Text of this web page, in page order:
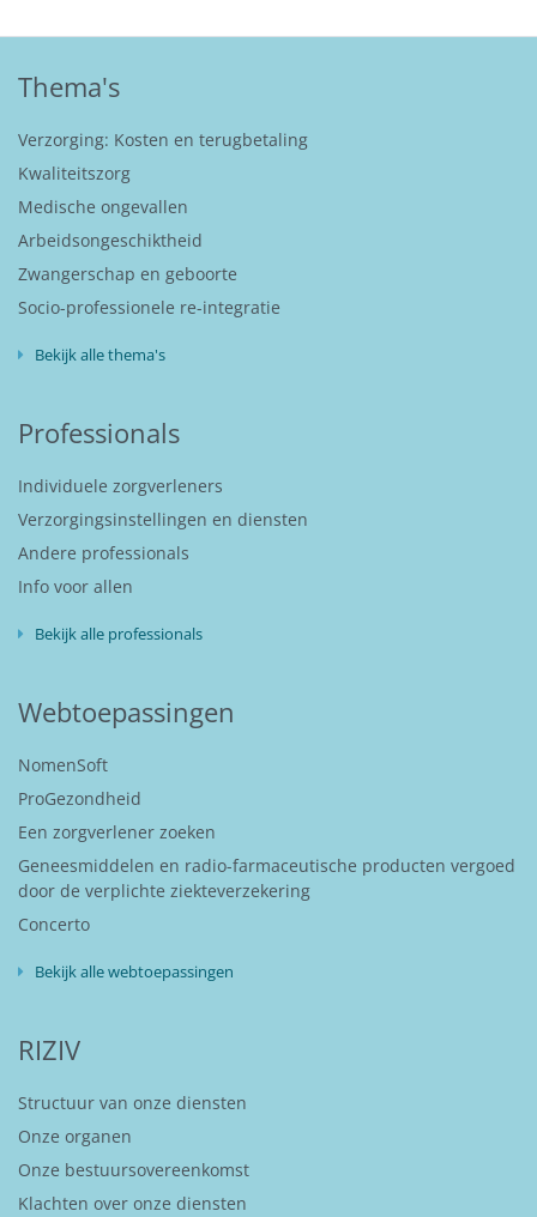
Thema's
Verzorging: Kosten en terugbetaling
Kwaliteitszorg
Medische ongevallen
Arbeidsongeschiktheid
Zwangerschap en geboorte
Socio-professionele re-integratie
Bekijk alle thema's
Professionals
Individuele zorgverleners
Verzorgingsinstellingen en diensten
Andere professionals
Info voor allen
Bekijk alle professionals
Webtoepassingen
NomenSoft
ProGezondheid
Een zorgverlener zoeken
Geneesmiddelen en radio-farmaceutische producten vergoed
door de verplichte ziekteverzekering
Concerto
Bekijk alle webtoepassingen
RIZIV
Structuur van onze diensten
Onze organen
Onze bestuursovereenkomst
Klachten over onze diensten